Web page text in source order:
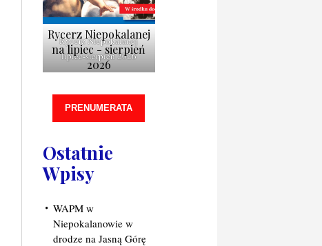
Rycerz Niepokalanej
lipiec-sierpień 2026
Rycerz Niepokalanej
na lipiec - sierpień
2026
PRENUMERATA
Ostatnie
Wpisy
WAPM w
Niepokalanowie w
drodze na Jasną Górę